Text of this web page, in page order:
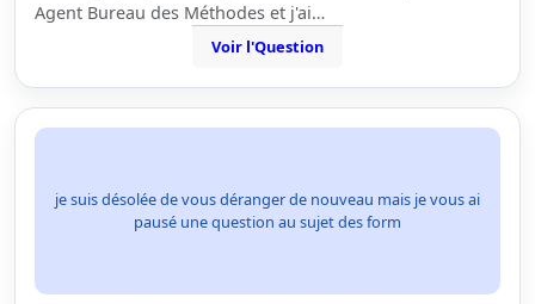
Agent Bureau des Méthodes et j'ai…
Voir l'Question
je suis désolée de vous déranger de nouveau mais je vous ai
pausé une question au sujet des form